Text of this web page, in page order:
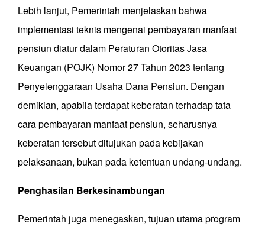
Lebih lanjut, Pemerintah menjelaskan bahwa
implementasi teknis mengenai pembayaran manfaat
pensiun diatur dalam Peraturan Otoritas Jasa
Keuangan (POJK) Nomor 27 Tahun 2023 tentang
Penyelenggaraan Usaha Dana Pensiun. Dengan
demikian, apabila terdapat keberatan terhadap tata
cara pembayaran manfaat pensiun, seharusnya
keberatan tersebut ditujukan pada kebijakan
pelaksanaan, bukan pada ketentuan undang-undang.
Penghasilan Berkesinambungan
Pemerintah juga menegaskan, tujuan utama program